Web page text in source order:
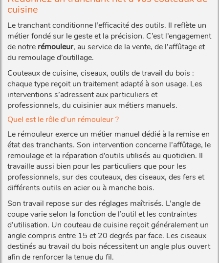
cuisine
Le tranchant conditionne l’efficacité des outils. Il reflète un
métier fondé sur le geste et la précision. C’est l’engagement
de notre rémouleur, au service de la vente, de l’affûtage et
du remoulage d’outillage.
Couteaux de cuisine, ciseaux, outils de travail du bois :
chaque type reçoit un traitement adapté à son usage. Les
interventions s’adressent aux particuliers et
professionnels, du cuisinier aux métiers manuels.
Quel est le rôle d’un rémouleur ?
Le rémouleur exerce un métier manuel dédié à la remise en
état des tranchants. Son intervention concerne l’affûtage, le
remoulage et la réparation d’outils utilisés au quotidien. Il
travaille aussi bien pour les particuliers que pour les
professionnels, sur des couteaux, des ciseaux, des fers et
différents outils en acier ou à manche bois.
Son travail repose sur des réglages maîtrisés. L’angle de
coupe varie selon la fonction de l’outil et les contraintes
d’utilisation. Un couteau de cuisine reçoit généralement un
angle compris entre 15 et 20 degrés par face. Les ciseaux
destinés au travail du bois nécessitent un angle plus ouvert
afin de renforcer la tenue du fil.